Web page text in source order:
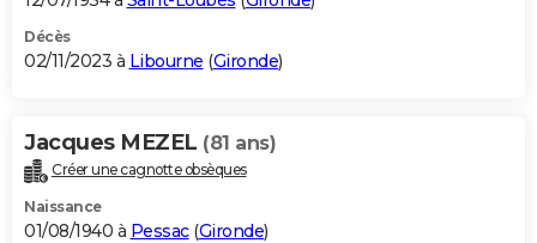
S'inscrire
Se connecter
Lycées
Collèges
Primaires
Universités
Entreprises
Service militaire
Avis de recherche
AVIS DE DÉCÈS
Bricolage
Lifestyle
Culture
Sport
Auto
Television
Voyage
Cinema
Décès
02/11/2023 à Libourne (Gironde)
Jacques MEZEL (81 ans)
Créer une cagnotte obsèques
Naissance
01/08/1940 à Pessac(Gironde)